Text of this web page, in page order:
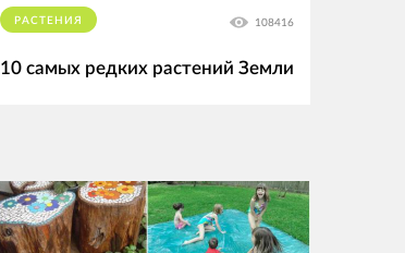
РАСТЕНИЯ 108416
10 самых редких растений Земли